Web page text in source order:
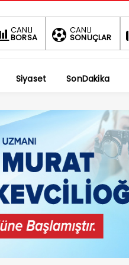
CANLI
BORSA
CANLI
SONUÇLAR
Siyaset SonDakika